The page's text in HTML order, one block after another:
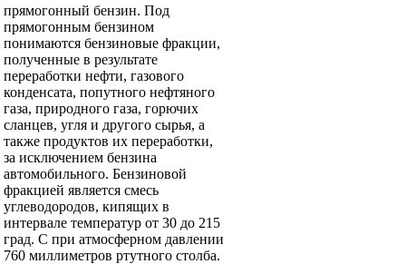
прямогонный бензин. Под
прямогонным бензином
понимаются бензиновые фракции,
полученные в результате
переработки нефти, газового
конденсата, попутного нефтяного
газа, природного газа, горючих
сланцев, угля и другого сырья, а
также продуктов их переработки,
за исключением бензина
автомобильного. Бензиновой
фракцией является смесь
углеводородов, кипящих в
интервале температур от 30 до 215
град. С при атмосферном давлении
760 миллиметров ртутного столба.